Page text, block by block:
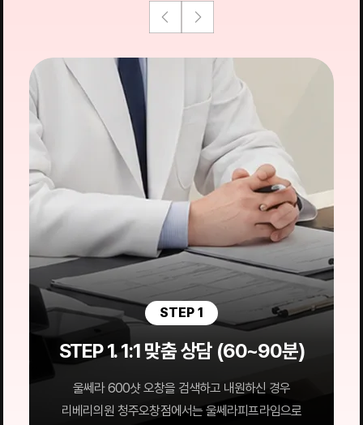
STEP 1
STEP 1. 1:1 맞춤 상담 (60~90분)
울쎄라 600샷 오창을 검색하고 내원하신 경우
리베리의원 청주오창점에서는 울쎄라피프라임으로